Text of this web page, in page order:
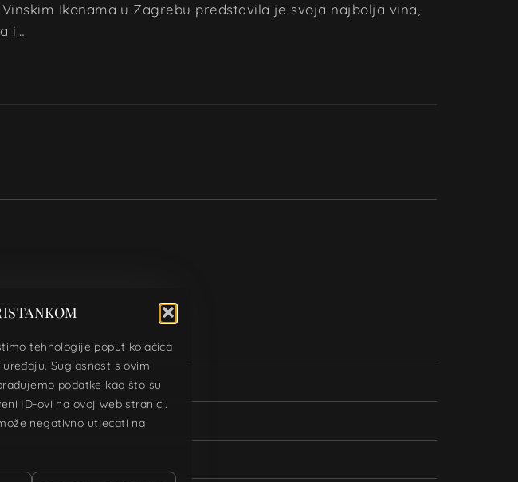
tehnologije poput kolačića
Suglasnost s ovim
podatke kao što su
ID-ovi na ovoj web stranici.
negativno utjecati na
Ikonama u Zagrebu predstavila je svoja najbolja vina,
i…